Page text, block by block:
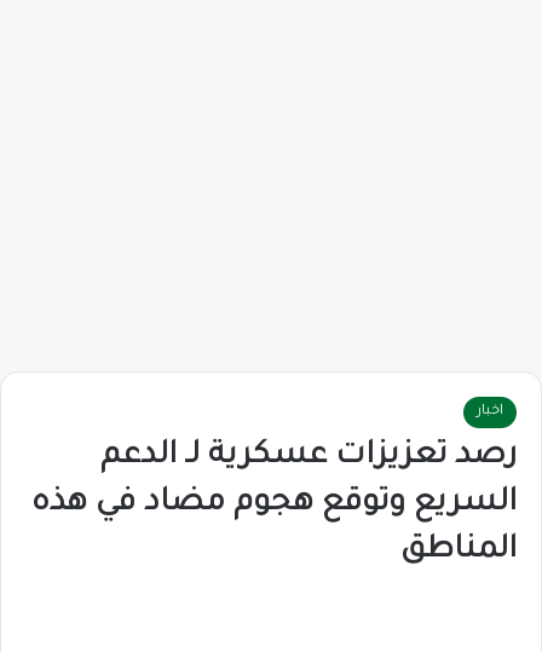
اخبار
رصد تعزيزات عسكرية لـ الدعم
السريع وتوقع هجوم مضاد في هذه
المناطق